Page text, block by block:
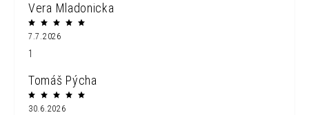
Vera Mladonicka
7.7.2026
1
Tomáš Pýcha
30.6.2026